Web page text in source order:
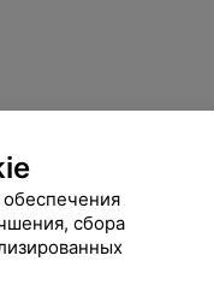
сбора